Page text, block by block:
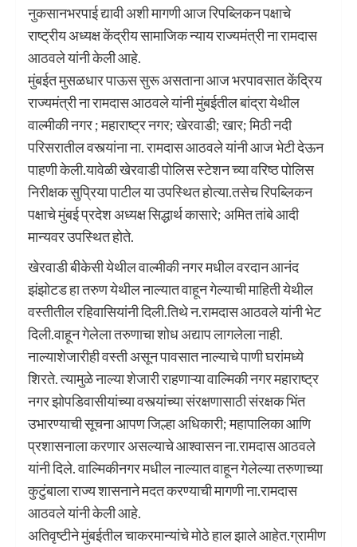
नुकसानभरपाई द्यावी अशी मागणी आज रिपब्लिकन पक्षाचे
राष्ट्रीय अध्यक्ष केंद्रीय सामाजिक न्याय राज्यमंत्री ना रामदास
आठवले यांनी केली आहे.
मुंबईत मुसळधार पाऊस सुरू असताना आज भरपावसात केंद्रिय
राज्यमंत्री ना रामदास आठवले यांनी मुंबईतील बांद्रा येथील
वाल्मीकी नगर ; महाराष्ट्र नगर; खेरवाडी; खार; मिठी नदी
परिसरातील वस्त्यांना ना. रामदास आठवले यांनी आज भेटी देऊन
पाहणी केली.यावेळी खेरवाडी पोलिस स्टेशन च्या वरिष्ठ पोलिस
निरीक्षक सुप्रिया पाटील या उपस्थित होत्या.तसेच रिपब्लिकन
पक्षाचे मुंबई प्रदेश अध्यक्ष सिद्धार्थ कासारे; अमित तांबे आदी
मान्यवर उपस्थित होते.
खेरवाडी बीकेसी येथील वाल्मीकी नगर मधील वरदान आनंद
झंझोटड हा तरुण येथील नाल्यात वाहून गेल्याची माहिती येथील
वस्तीतील रहिवासियांनी दिली.तिथे न.रामदास आठवले यांनी भेट
दिली.वाहून गेलेला तरुणाचा शोध अद्याप लागलेला नाही.
नाल्याशेजारीही वस्ती असून पावसात नाल्याचे पाणी घरांमध्ये
शिरते. त्यामुळे नाल्या शेजारी राहणाऱ्या वाल्मिकी नगर महाराष्ट्र
नगर झोपडिवासीयांच्या वस्त्यांच्या संरक्षणासाठी संरक्षक भिंत
उभारण्याची सूचना आपण जिल्हा अधिकारी; महापालिका आणि
प्रशासनाला करणार असल्याचे आश्वासन ना.रामदास आठवले
यांनी दिले. वाल्मिकीनगर मधील नाल्यात वाहून गेलेल्या तरुणाच्या
कुटुंबाला राज्य शासनाने मदत करण्याची मागणी ना.रामदास
आठवले यांनी केली आहे.
अतिवृष्टीने मुंबईतील चाकरमान्यांचे मोठे हाल झाले आहेत.ग्रामीण